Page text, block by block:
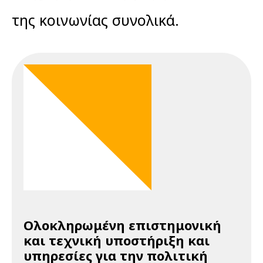
της κοινωνίας συνολικά.
Ολοκληρωμένη επιστημονική
και τεχνική υποστήριξη και
υπηρεσίες για την πολιτική